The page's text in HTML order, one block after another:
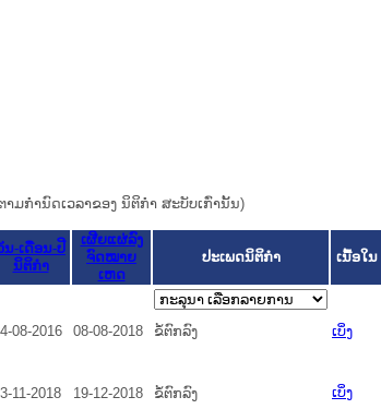
ກໍານົດເວລາຂອງ ນິຕິກໍາ ສະບັບເກົ່ານັ້ນ)
ນ-ເດືອນ-ປີ
ນິຕິກໍາ
ເຜີຍແຜ່ລົງ
ຈົດໝາຍ
ເຫດ
ປະເພດນິຕິກຳ ເນື້ອໃນ
08-2016 08-08-2018 ຂໍ້ຕົກລົງ
ເບິ່ງ
11-2018 19-12-2018 ຂໍ້ຕົກລົງ ເບິ່ງ